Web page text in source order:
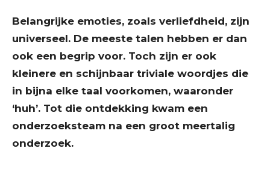
Belangrijke emoties, zoals verliefdheid, zijn
universeel. De meeste talen hebben er dan
ook een begrip voor. Toch zijn er ook
kleinere en schijnbaar triviale woordjes die
in bijna elke taal voorkomen, waaronder
‘huh’. Tot die ontdekking kwam een
onderzoeksteam na een groot meertalig
onderzoek.